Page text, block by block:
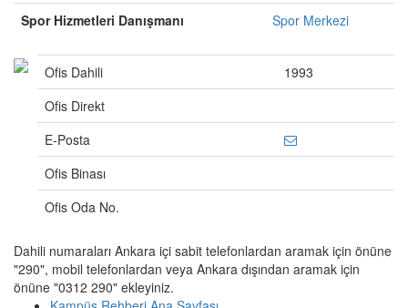
Spor Hizmetleri Danışmanı Spor Merkezi
Ofis Dahili
1993
Ofis Direkt
E-Posta
Ofis Binası
Ofis Oda No.
Dahili numaraları Ankara içi sabit telefonlardan aramak için önüne
"290", mobil telefonlardan veya Ankara dışından aramak için
önüne "0312 290" ekleyiniz.